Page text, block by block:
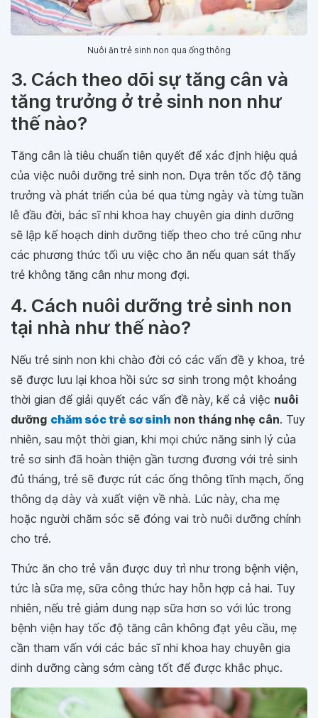
Nuôi ăn trẻ sinh non qua ống thông
3. Cách theo dõi sự tăng cân và
tăng trưởng ở trẻ sinh non như
thế nào?
Tăng cân là tiêu chuẩn tiên quyết để xác định hiệu quả
của việc nuôi dưỡng trẻ sinh non. Dựa trên tốc độ tăng
trưởng và phát triển của bé qua từng ngày và từng tuần
lễ đầu đời, bác sĩ nhi khoa hay chuyên gia dinh dưỡng
sẽ lập kế hoạch dinh dưỡng tiếp theo cho trẻ cũng như
các phương thức tối ưu việc cho ăn nếu quan sát thấy
trẻ không tăng cân như mong đợi.
4. Cách nuôi dưỡng trẻ sinh non
tại nhà như thế nào?
Nếu trẻ sinh non khi chào đời có các vấn đề y khoa, trẻ
sẽ được lưu lại khoa hồi sức sơ sinh trong một khoảng
thời gian để giải quyết các vấn đề này, kể cả việc nuôi
dưỡng chăm sóc trẻ sơ sinh non tháng nhẹ cân. Tuy
nhiên, sau một thời gian, khi mọi chức năng sinh lý của
trẻ sơ sinh đã hoàn thiện gần tương đương với trẻ sinh
đủ tháng, trẻ sẽ được rút các ống thông tĩnh mạch, ống
thông dạ dày và xuất viện về nhà. Lúc này, cha mẹ
hoặc người chăm sóc sẽ đóng vai trò nuôi dưỡng chính
cho trẻ.
Thức ăn cho trẻ vẫn được duy trì như trong bệnh viện,
tức là sữa mẹ, sữa công thức hay hỗn hợp cả hai. Tuy
nhiên, nếu trẻ giảm dung nạp sữa hơn so với lúc trong
bệnh viện hay tốc độ tăng cân không đạt yêu cầu, mẹ
cần tham vấn với các bác sĩ nhi khoa hay chuyên gia
dinh dưỡng càng sớm càng tốt để được khắc phục.